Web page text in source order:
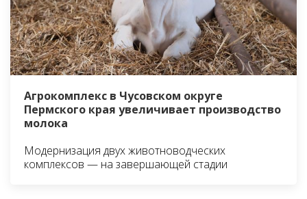
Агрокомплекс в Чусовском округе
Пермского края увеличивает производство
молока
Модернизация двух животноводческих
комплексов — на завершающей стадии